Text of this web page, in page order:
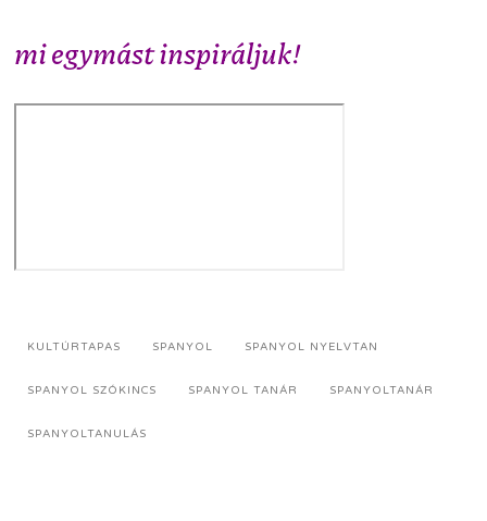
mi egymást inspiráljuk!
KULTÚRTAPAS SPANYOL SPANYOL NYELVTAN
SPANYOL SZÓKINCS SPANYOL TANÁR SPANYOLTANÁR
SPANYOLTANULÁS